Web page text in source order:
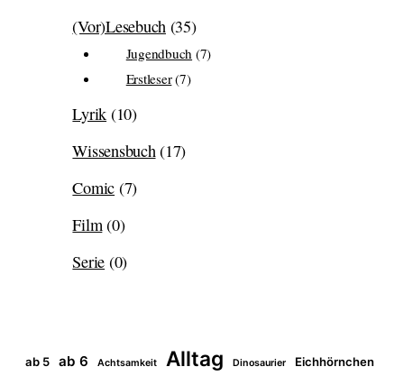
(Vor)Lesebuch(35)
Jugendbuch (7)
Erstleser(7)
Lyrik (10)
Wissensbuch(17)
Comic (7)
Film(0)
Serie (0)
ab 5 ab 6 Achtsamkeit Alltag Dinosaurier Eichhörnchen